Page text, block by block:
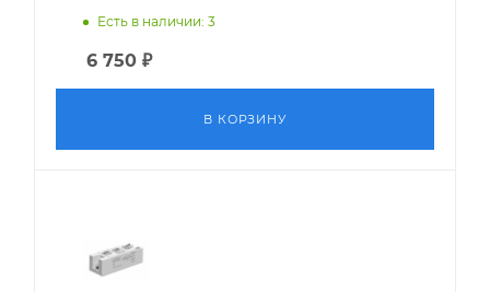
Есть в наличии: 3
6 750 ₽
В КОРЗИНУ